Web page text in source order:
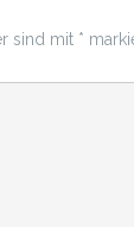
sind mit *